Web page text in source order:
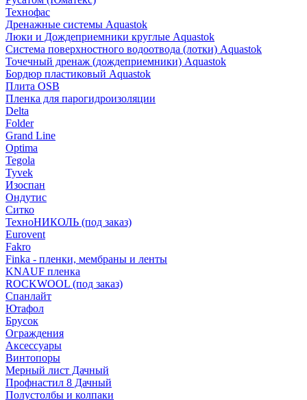
Технофас
Дренажные системы Aquastok
Люки и Дождеприемники круглые Aquastok
Система поверхностного водоотвода (лотки) Aquastok
Точечный дренаж (дождеприемники) Aquastok
Бордюр пластиковый Aquastok
Плита OSB
Пленка для парогидроизоляции
Delta
Folder
Grand Line
Optima
Tegola
Tyvek
Изоспан
Ондутис
Ситко
ТехноНИКОЛЬ (под заказ)
Eurovent
Fakro
Finka - пленки, мембраны и ленты
KNAUF пленка
ROCKWOOL (под заказ)
Спанлайт
Ютафол
Брусок
Ограждения
Аксессуары
Винтопоры
Мерный лист Дачный
Профнастил 8 Дачный
Полустолбы и колпаки